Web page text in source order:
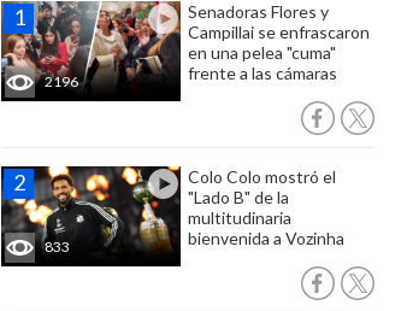
2196
Senadoras Flores y
Campillai se enfrascaron
en una pelea "cuma"
frente a las cámaras
833
Colo Colo mostró el
"Lado B" de la
multitudinaria
bienvenida a Vozinha